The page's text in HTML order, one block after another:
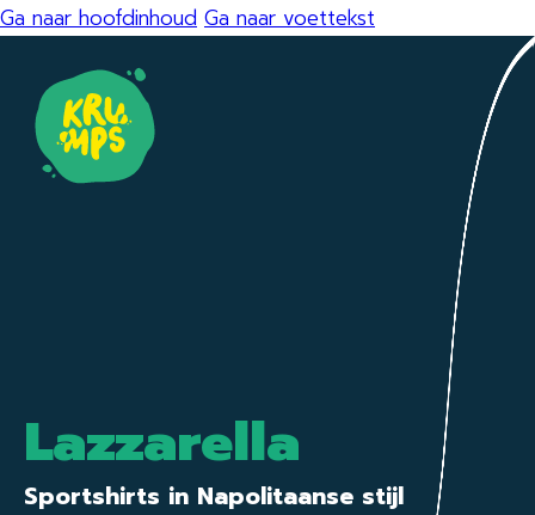
Ga naar hoofdinhoud Ga naar voettekst
Lazzarella
Sportshirts in Napolitaanse stijl